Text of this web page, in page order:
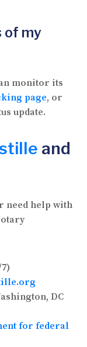
of my
monitor its
page, or
update.
and
need help with
DC
for federal